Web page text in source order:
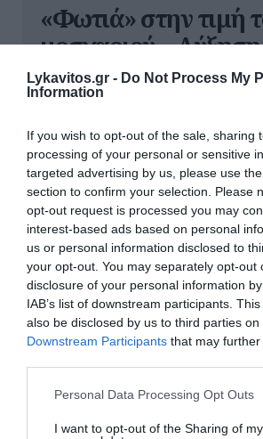
Lykavitos.gr - Do Not Process My
Information
If you wish to opt-out of the sale, sharing
processing of your personal or sensitive
targeted advertising by us, please use
section to confirm your selection. Please
opt-out request is processed you may
interest-based ads based on personal
us or personal information disclosed to
your opt-out. You may separately opt-out
disclosure of your personal information
IAB’s list of downstream participants.
also be disclosed by us to third parties on
Downstream Participants that may
Please note that this website/app uses
not limited to your visit or usage
Personal Data Processing Opt Outs
I want to opt-out of the Sharing of my
«Φωτιά» στην τιμή
μοσχαριού –
μέσα σε 19 μήνες
συνολική αύξηση 28,4% από τα
Οι εισαγωγές, η μειωμένη
και το κόστος εκτροφής πίσω
ανατιμήσεις.
08 Αυγούστου 2026
παρασκήνιο